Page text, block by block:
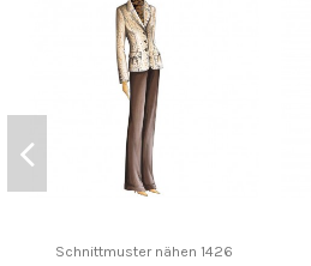
Schnittmuster nähen 1426